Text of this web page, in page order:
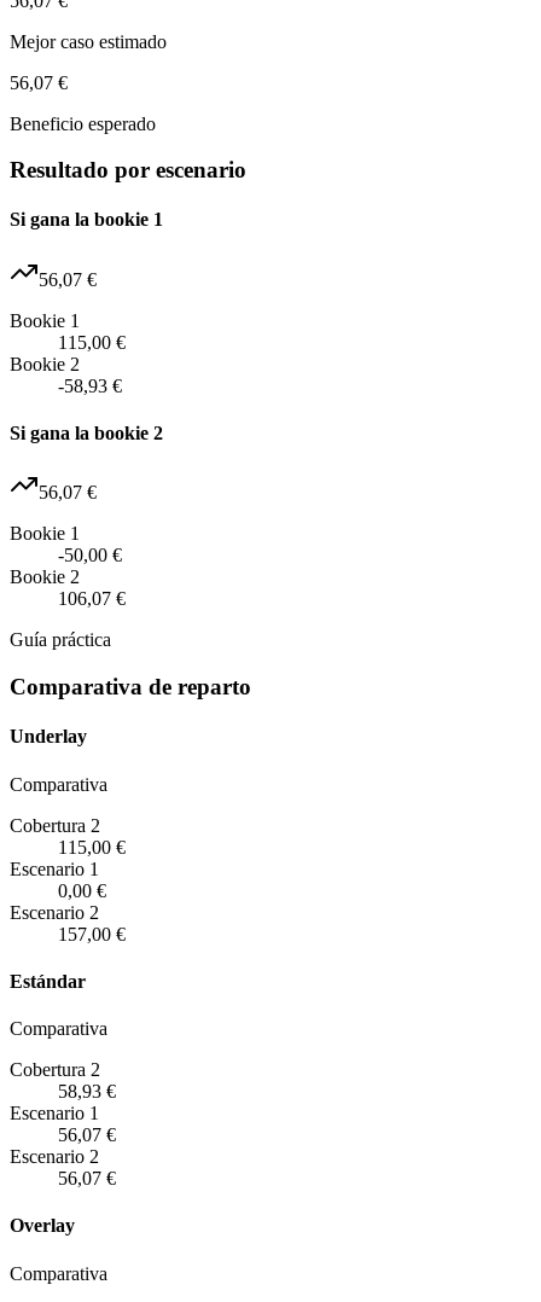
Mejor caso estimado
56,07 €
Beneficio esperado
Resultado por escenario
Si gana la bookie 1
56,07 €
Bookie 1
115,00 €
Bookie 2
-58,93 €
Si gana la bookie 2
56,07 €
Bookie 1
-50,00 €
Bookie 2
106,07 €
Guía práctica
Comparativa de reparto
Underlay
Comparativa
Cobertura 2
115,00 €
Escenario 1
0,00 €
Escenario 2
157,00 €
Estándar
Comparativa
Cobertura 2
58,93 €
Escenario 1
56,07 €
Escenario 2
56,07 €
Overlay
Comparativa